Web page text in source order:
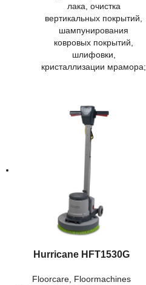
лака, очистка
вертикальных покрытий,
шампунирования
ковровых покрытий,
шлифовки,
кристаллизации мрамора;
Hurricane HFT1530G
Floorcare, Floormachines